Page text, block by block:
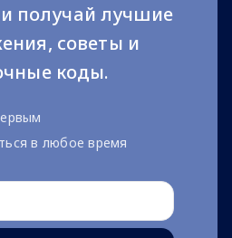
получай лучшие
советы и
коды.
в любое время